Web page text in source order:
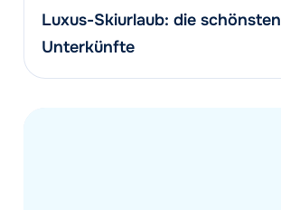
Luxus-Skiurlaub: die schönsten
Unterkünfte